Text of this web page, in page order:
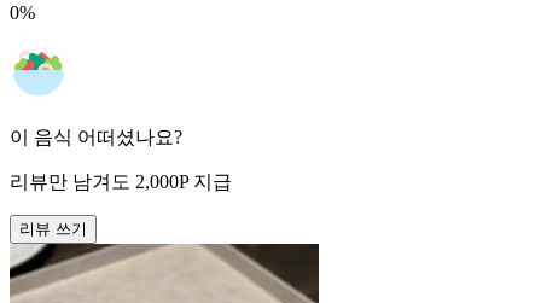
0%
이 음식 어떠셨나요?
리뷰만 남겨도 2,000P 지급
리뷰 쓰기